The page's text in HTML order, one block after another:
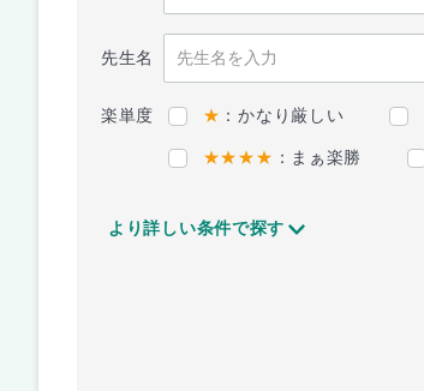
先生名
楽単度 ★ ：かなり厳しい
★★★★ ：まぁ楽勝
より詳しい条件で探す